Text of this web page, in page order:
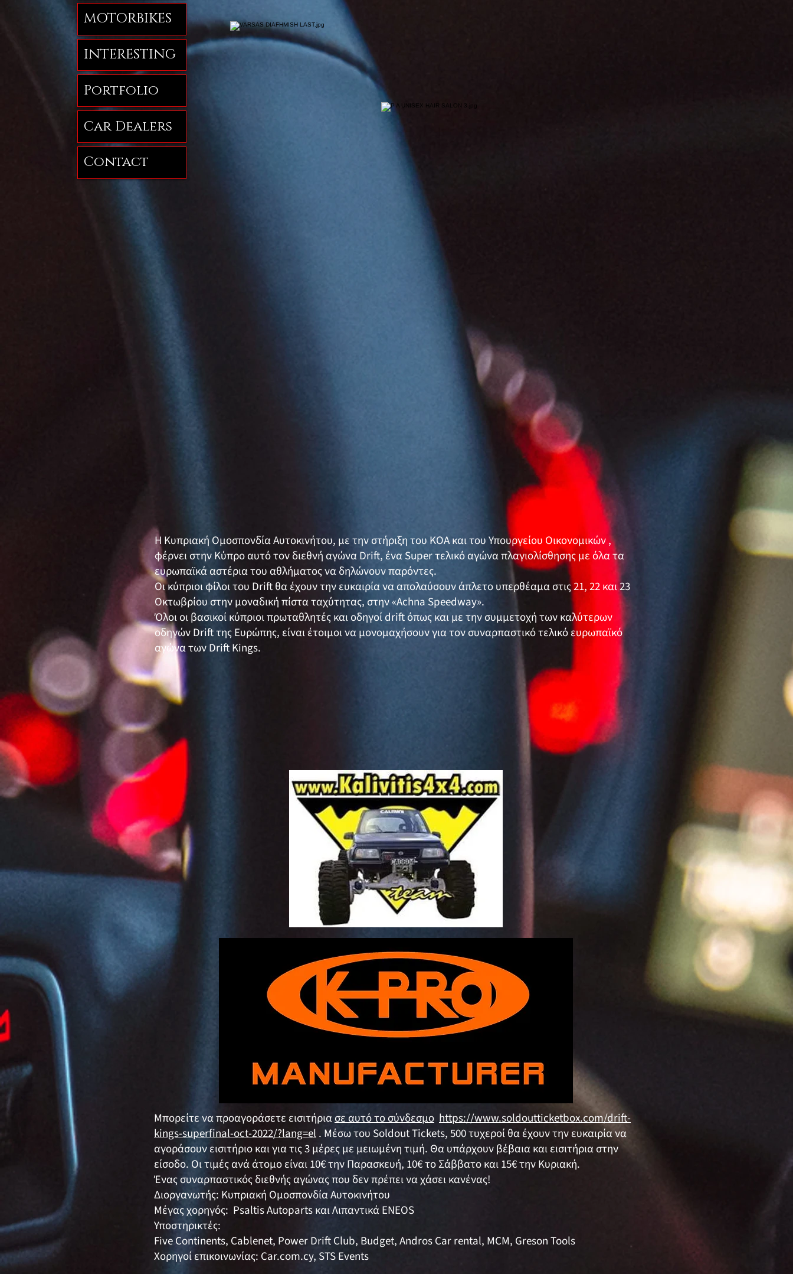
MOTORBIKES
INTERESTING
Portfolio
Car Dealers
Contact
Η Κυπριακή Ομοσπονδία Αυτοκινήτου, με την στήριξη του ΚΟΑ και του Υπουργείου Οικονομικών ,
φέρνει στην Κύπρο αυτό τον διεθνή αγώνα Drift, ένα Super τελικό αγώνα πλαγιολίσθησης με όλα τα
ευρωπαϊκά αστέρια του αθλήματος να δηλώνουν παρόντες.
Οι κύπριοι φίλοι του Drift θα έχουν την ευκαιρία να απολαύσουν άπλετο υπερθέαμα στις 21, 22 και 23
Οκτωβρίου στην μοναδική πίστα ταχύτητας, στην «Achna Speedway».
Όλοι οι βασικοί κύπριοι πρωταθλητές και οδηγοί drift όπως και με την συμμετοχή των καλύτερων
οδηγών Drift της Ευρώπης, είναι έτοιμοι να μονομαχήσουν για τον συναρπαστικό τελικό ευρωπαϊκό
αγώνα των Drift Kings.
Μπορείτε να προαγοράσετε εισιτήριασε αυτό το σύνδεσμο https://www.soldoutticketbox.com/drift-
kings-superfinal-oct-2022/?lang=el. Μέσω του Soldout Tickets, 500 τυχεροί θα έχουν την ευκαιρία να
αγοράσουν εισιτήριο και για τις 3 μέρες με μειωμένη τιμή. Θα υπάρχουν βέβαια και εισιτήρια στην
είσοδο. Οι τιμές ανά άτομο είναι 10€ την Παρασκευή, 10€ το Σάββατο και 15€ την Κυριακή.
Ένας συναρπαστικός διεθνής αγώνας που δεν πρέπει να χάσει κανένας!
Διοργανωτής: Κυπριακή Ομοσπονδία Αυτοκινήτου
Μέγας χορηγός: Psaltis Autoparts και Λιπαντικά ENEOS
Υποστηρικτές:
Five Continents, Cablenet, Power Drift Club, Budget, Andros Car rental, MCM, Greson Tools
Χορηγοί επικοινωνίας: Car.com.cy, STS Events